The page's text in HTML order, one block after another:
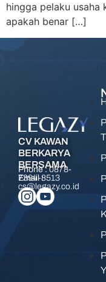
hingga pelaku usaha
apakah benar […]
CV KAWAN
BERKARYA
BERSAMA
Phone :0878-
7394-8513
Email :
cs@legazy.co.id